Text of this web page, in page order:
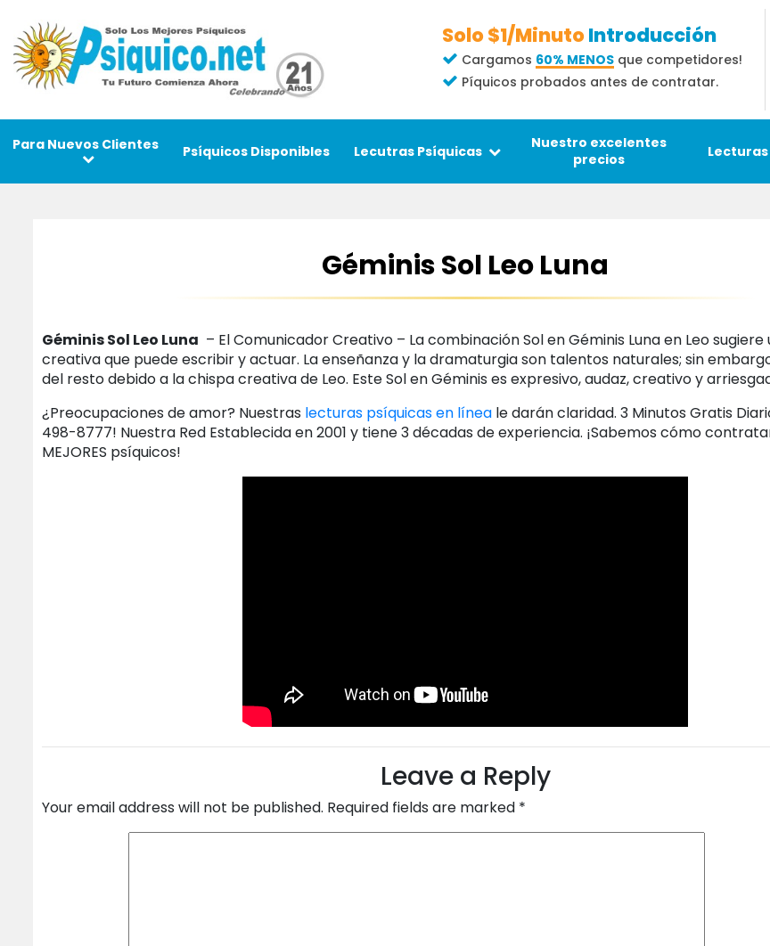
Solo $1/MinutoIntroducción
Cargamos 60% MENOS que competidores!
Píquicos probados antes de contratar.
Para Nuevos Clientes Psíquicos Disponibles Lecutras Psíquicas
Nuestro excelentes
precios
Géminis Sol Leo Luna
Géminis Sol Leo Luna – El Comunicador Creativo – La combinación Sol en Géminis Luna en Leo
creativa que puede escribir y actuar. La enseñanza y la dramaturgia son talentos naturales; sin
del resto debido a la chispa creativa de Leo. Este Sol en Géminis es expresivo, audaz, creativo y
¿Preocupaciones de amor? Nuestras lecturas psíquicas en línea le darán claridad. 3 Minutos Gratis
498-8777! Nuestra Red Establecida en 2001 y tiene 3 décadas de experiencia. ¡Sabemos cómo
MEJORES psíquicos!
Leave a Reply
Your email address will not be published. Required fields are marked *